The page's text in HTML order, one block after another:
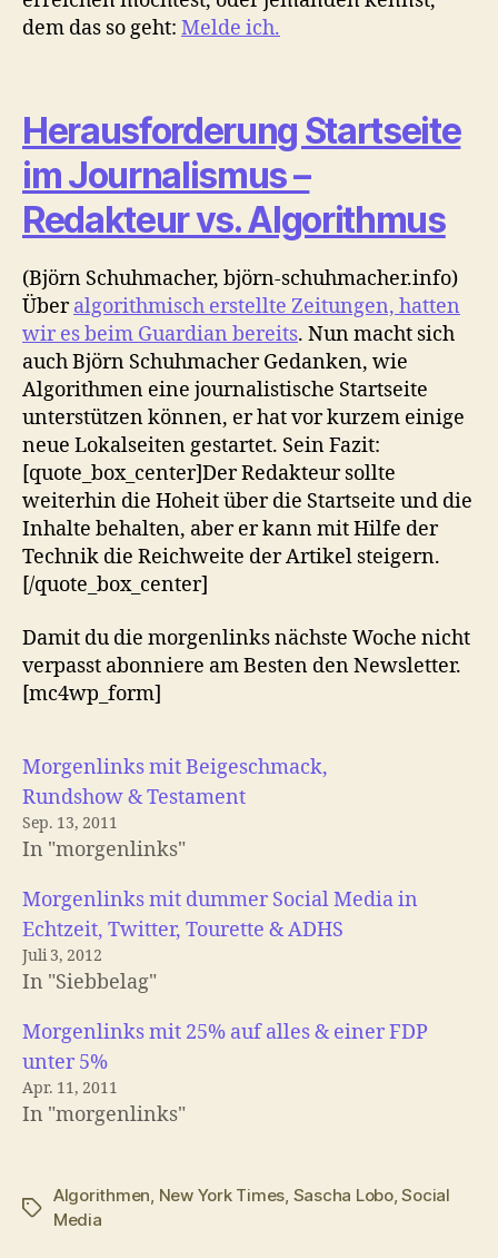
dem das so geht: Melde ich.
Herausforderung Startseite
im Journalismus –
Redakteur vs. Algorithmus
(Björn Schuhmacher, björn-schuhmacher.info)
Überalgorithmisch erstellte Zeitungen, hatten
wir es beim Guardian bereits. Nun macht sich
auch Björn Schuhmacher Gedanken, wie
Algorithmen eine journalistische Startseite
unterstützen können, er hat vor kurzem einige
neue Lokalseiten gestartet. Sein Fazit:
[quote_box_center]Der Redakteur sollte
weiterhin die Hoheit über die Startseite und die
Inhalte behalten, aber er kann mit Hilfe der
Technik die Reichweite der Artikel steigern.
[/quote_box_center]
Damit du die morgenlinks nächste Woche nicht
verpasst abonniere am Besten den Newsletter.
[mc4wp_form]
Morgenlinks mit Beigeschmack,
Rundshow & Testament
Sep. 13, 2011
In "morgenlinks"
Morgenlinks mit dummer Social Media in
Echtzeit, Twitter, Tourette & ADHS
Juli 3, 2012
In "Siebbelag"
Morgenlinks mit 25% auf alles & einer FDP
unter 5%
Apr. 11, 2011
In "morgenlinks"
Schlagwörter
Algorithmen, New York Times, Sascha Lobo,Social
Media